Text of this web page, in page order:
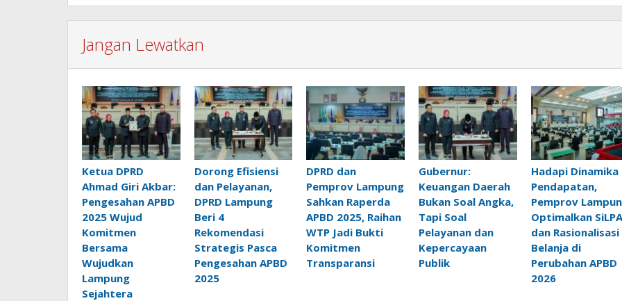
Jangan Lewatkan
Ketua DPRD
Ahmad Giri Akbar:
Pengesahan APBD
2025 Wujud
Komitmen
Bersama
Wujudkan
Lampung
Sejahtera
Dorong Efisiensi
dan Pelayanan,
DPRD Lampung
Beri 4
Rekomendasi
Strategis Pasca
Pengesahan APBD
2025
DPRD dan
Pemprov Lampung
Sahkan Raperda
APBD 2025, Raihan
WTP Jadi Bukti
Komitmen
Transparansi
Gubernur:
Keuangan Daerah
Bukan Soal Angka,
Tapi Soal
Pelayanan dan
Kepercayaan
Publik
Hadapi Dinamika
Pendapatan,
Pemprov
Optimalkan SiLPA
dan Rasionalisasi
Belanja di
Perubahan APBD
2026